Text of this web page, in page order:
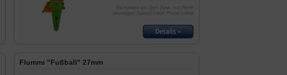
Sie können als Gast (bzw. mit Ihrem
derzeitigen Status) keine Preise sehen
Flummi "Fußball" 27mm